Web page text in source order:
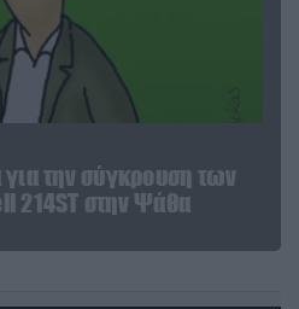
την σύγκρουση των
214ST στην Ψάθα